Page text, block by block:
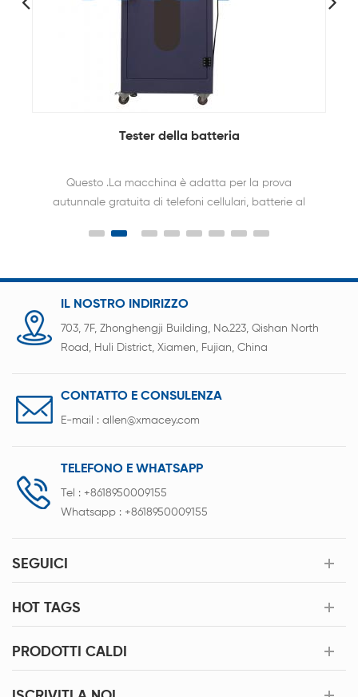
Tester della batteria
Questo .La macchina è adatta per la prova
autunnale gratuita di telefoni cellulari, batterie al
IL NOSTRO INDIRIZZO
703, 7F, Zhonghengji Building, No.223, Qishan North
Road, Huli District, Xiamen, Fujian, China
CONTATTO E CONSULENZA
E-mail : allen@xmacey.com
TELEFONO E WHATSAPP
Tel : +8618950009155
Whatsapp : +8618950009155
SEGUICI
HOT TAGS
PRODOTTI CALDI